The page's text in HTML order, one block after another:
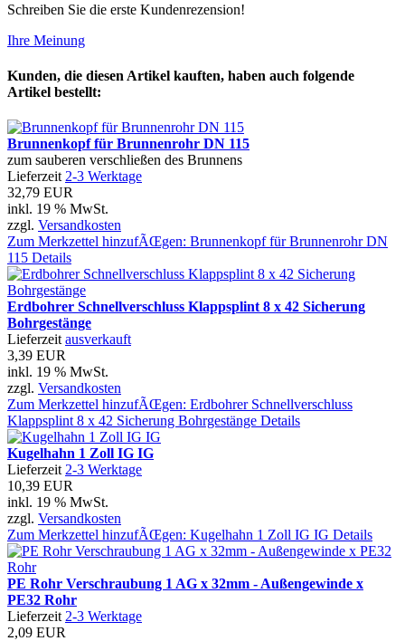
Schreiben Sie die erste Kundenrezension!
Ihre Meinung
Kunden, die diesen Artikel kauften, haben auch folgende
Artikel bestellt:
Brunnenkopf für Brunnenrohr DN 115
zum sauberen verschließen des Brunnens
Lieferzeit 2-3 Werktage
32,79 EUR
inkl. 19 % MwSt.
zzgl. Versandkosten
Zum Merkzettel hinzufÃŒgen: Brunnenkopf für Brunnenrohr DN
115 Details
Erdbohrer Schnellverschluss Klappsplint 8 x 42 Sicherung
Bohrgestänge
Lieferzeit ausverkauft
3,39 EUR
inkl. 19 % MwSt.
zzgl. Versandkosten
Zum Merkzettel hinzufÃŒgen: Erdbohrer Schnellverschluss
Klappsplint 8 x 42 Sicherung Bohrgestänge Details
Kugelhahn 1 Zoll IG IG
Lieferzeit 2-3 Werktage
10,39 EUR
inkl. 19 % MwSt.
zzgl. Versandkosten
Zum Merkzettel hinzufÃŒgen: Kugelhahn 1 Zoll IG IG Details
PE Rohr Verschraubung 1 AG x 32mm - Außengewinde x
PE32 Rohr
Lieferzeit 2-3 Werktage
2,09 EUR